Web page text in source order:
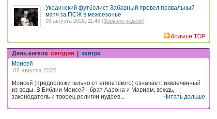
Украинский футболист Забарный провел провальный
матч за ПСЖ в межсезонье
06 августа 2026, 11:46 (Зеркало недели)
больше TOP
День ангела сегодня
завтра
Моисей
08 августа 2026
Моисей (предположительно от египетского) означает: извлеченный
из воды. В Библии Моисей - брат Аарона и Мариам, вождь,
законодатель и творец религии иудеев...
Читать дальше